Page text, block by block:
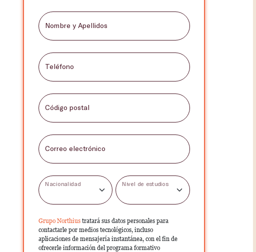
Nombre y Apellidos
Teléfono
Código postal
Correo electrónico
Nacionalidad Nivel de estudios
Grupo Northius tratará sus datos personales para
contactarle por medios tecnológicos, incluso
aplicaciones de mensajería instantánea, con el fin de
ofrecerle información del programa formativo